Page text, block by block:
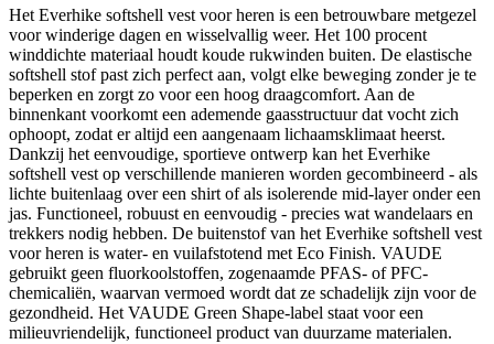
Het Everhike softshell vest voor heren is een betrouwbare metgezel
voor winderige dagen en wisselvallig weer. Het 100 procent
winddichte materiaal houdt koude rukwinden buiten. De elastische
softshell stof past zich perfect aan, volgt elke beweging zonder je te
beperken en zorgt zo voor een hoog draagcomfort. Aan de
binnenkant voorkomt een ademende gaasstructuur dat vocht zich
ophoopt, zodat er altijd een aangenaam lichaamsklimaat heerst.
Dankzij het eenvoudige, sportieve ontwerp kan het Everhike
softshell vest op verschillende manieren worden gecombineerd - als
lichte buitenlaag over een shirt of als isolerende mid-layer onder een
jas. Functioneel, robuust en eenvoudig - precies wat wandelaars en
trekkers nodig hebben. De buitenstof van het Everhike softshell vest
voor heren is water- en vuilafstotend met Eco Finish. VAUDE
gebruikt geen fluorkoolstoffen, zogenaamde PFAS- of PFC-
chemicaliën, waarvan vermoed wordt dat ze schadelijk zijn voor de
gezondheid. Het VAUDE Green Shape-label staat voor een
milieuvriendelijk, functioneel product van duurzame materialen.